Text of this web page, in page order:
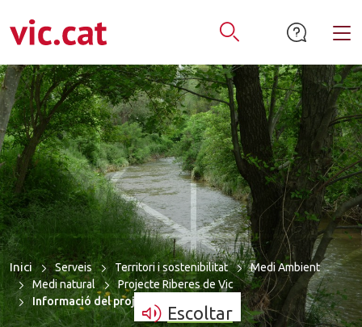
al contingut
a la navegació
de contacte
Obrir Cercador
Escoltar
Inici Serveis Territori i sostenibilitat
Medi Ambient
Medi natural
Projecte Riberes de Vic
Informació del projecte